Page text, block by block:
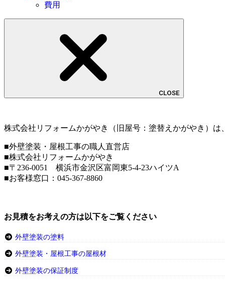
費用
CLOSE
株式会社リフォームかがやき（旧屋号：塗替えかがやき）
■外壁塗装・屋根工事の職人直営店
■株式会社リフォームかがやき
■〒236-0051 横浜市金沢区富岡東5-4-23ハイツA
■お客様窓口： 045-367-8860
お見積をお考えの方は以下をご覧ください
外壁塗装の塗料
外壁塗装・屋根工事の屋根材
外壁塗装の保証制度